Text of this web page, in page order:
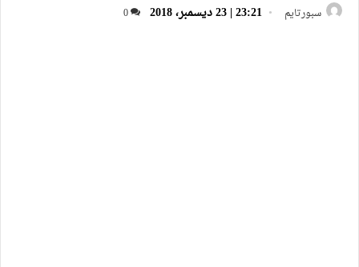
سبورتايم 23:21 | 23 ديسمبر، 2018 0